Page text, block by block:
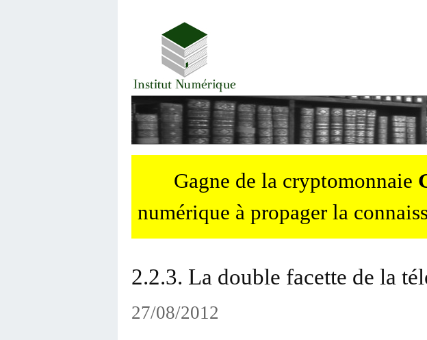
Gagne de la cryptomonnaie
numérique à propager la
2.2.3. La double facette de la
27/08/2012